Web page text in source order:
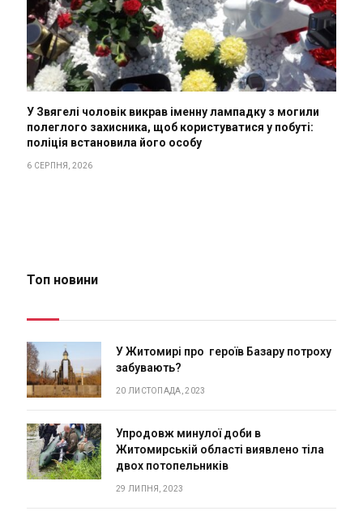
У Звягелі чоловік викрав іменну лампадку з могили
полеглого захисника, щоб користуватися у побуті:
поліція встановила його особу
6 СЕРПНЯ, 2026
Топ новини
У Житомирі про героїв Базару потроху
забувають?
20 ЛИСТОПАДА, 2023
Упродовж минулої доби в
Житомирській області виявлено тіла
двох потопельників
29 ЛИПНЯ, 2023